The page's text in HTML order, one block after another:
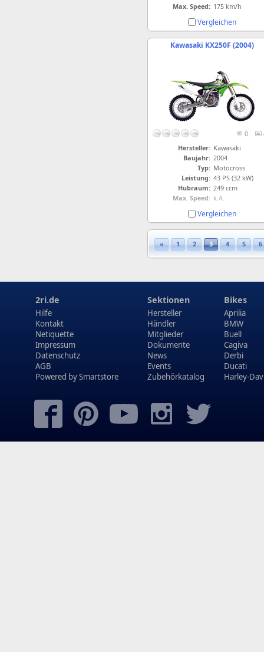
Max. Speed: 175 km/h
Vergleichen
Kawasaki KX250F (2004)
0
Hersteller: Kawasaki
Baujahr: 2004
Typ: Motocross
Leistung: 43 PS (32 kW)
Hubraum: 249 ccm
Max. Speed: k.A.
Vergleichen
« 1 2 3 4 5 6
2ri.de
Hilfe
Kontakt
Netiquette
Impressum
Datenschutz
AGB
Powered bySmartstore
Sektionen
Hersteller
Händler
Mitglieder
Dokumente
News
Events
Zubehörkatalog
Bikes
Aprilia
BMW
Buell
Cagiva
Derbi
Ducati
Harley-